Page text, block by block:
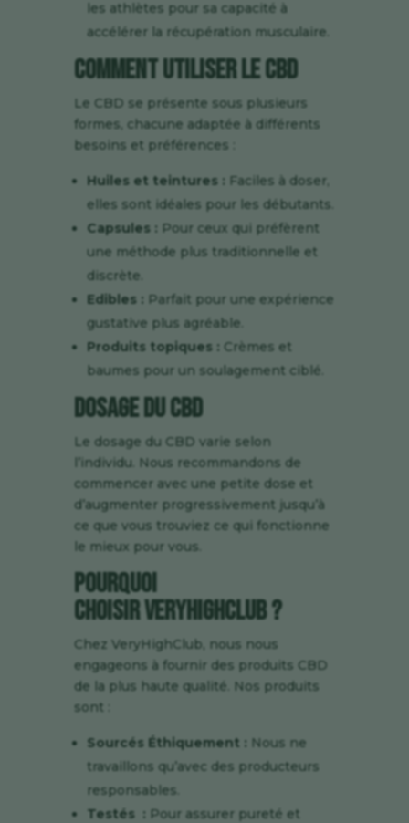
les athlètes pour sa capacité à
accélérer la récupération musculaire.
Comment Utiliser le CBD
Le CBD se présente sous plusieurs
formes, chacune adaptée à différents
besoins et préférences :
Huiles et teintures : Faciles à doser,
elles sont idéales pour les débutants.
Capsules : Pour ceux qui préfèrent
une méthode plus traditionnelle et
discrète.
Edibles : Parfait pour une expérience
gustative plus agréable.
Produits topiques : Crèmes et
baumes pour un soulagement ciblé.
Dosage du CBD
Le dosage du CBD varie selon
l’individu. Nous recommandons de
commencer avec une petite dose et
d’augmenter progressivement jusqu’à
ce que vous trouviez ce qui fonctionne
le mieux pour vous.
Pourquoi
Choisir VeryHighClub ?
Chez VeryHighClub, nous nous
engageons à fournir des produits CBD
de la plus haute qualité. Nos produits
sont :
Sourcés Éthiquement : Nous ne
travaillons qu’avec des producteurs
responsables.
Testés : Pour assurer pureté et